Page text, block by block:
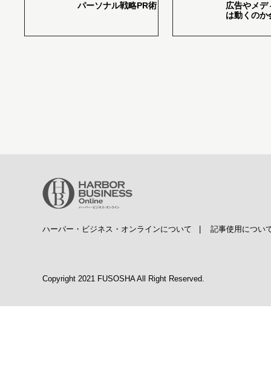
パーソナル戦略PR術
広告やメデ
は動くのか
ハーバー・ビジネス・オンラインについて 記事使用につい
Copyright 2021 FUSOSHA All Right Reserved.